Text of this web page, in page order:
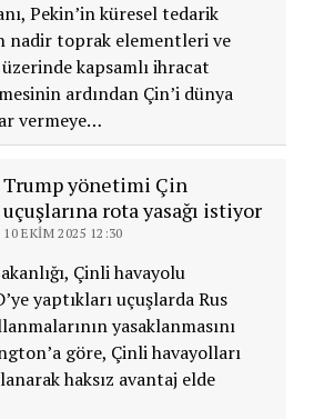
Pekin’in küresel tedarik
nadir toprak elementleri ve
kapsamlı ihracat
ardından Çin’i dünya
vermeye…
Trump yönetimi Çin
uçuşlarına rota yasağı istiyor
10 EKIM 2025 12:30
Çinli havayolu
yaptıkları uçuşlarda Rus
yasaklanmasını
göre, Çinli havayolları
haksız avantaj elde